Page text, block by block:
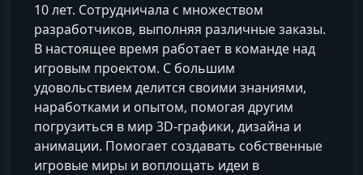
10 лет. Сотрудничала с множеством
разработчиков, выполняя различные заказы.
В настоящее время работает в команде над
игровым проектом. С большим
удовольствием делится своими знаниями,
наработками и опытом, помогая другим
погрузиться в мир 3D-графики, дизайна и
анимации. Помогает создавать собственные
игровые миры и воплощать идеи в